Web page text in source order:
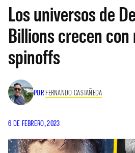
Los universos de
Billions crecen con
spinoffs
POR FERNANDO CASTAÑEDA
6 DE FEBRERO, 2023